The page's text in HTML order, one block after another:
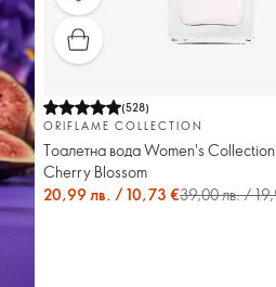
(528)
ORIFLAME COLLECTION
Тоалетна вода Women's
Cherry Blossom
20,99 лв. / 10,73 €39,00 лв. /